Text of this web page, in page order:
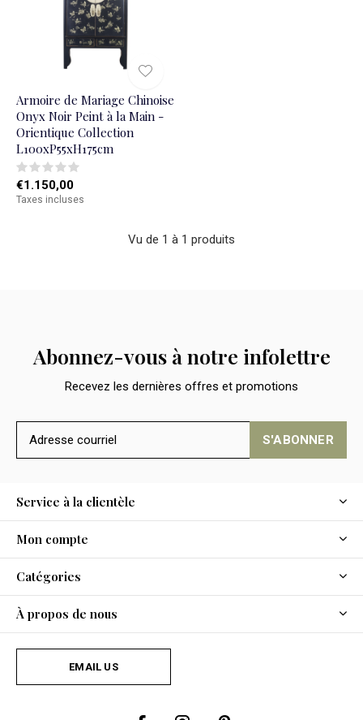
Armoire de Mariage Chinoise
Onyx Noir Peint à la Main -
Orientique Collection
L100xP55xH175cm
€1.150,00
Taxes incluses
Vu de 1 à 1 produits
Abonnez-vous à notre infolettre
Recevez les dernières offres et promotions
S'ABONNER
Service à la clientèle
Mon compte
Catégories
À propos de nous
EMAIL US